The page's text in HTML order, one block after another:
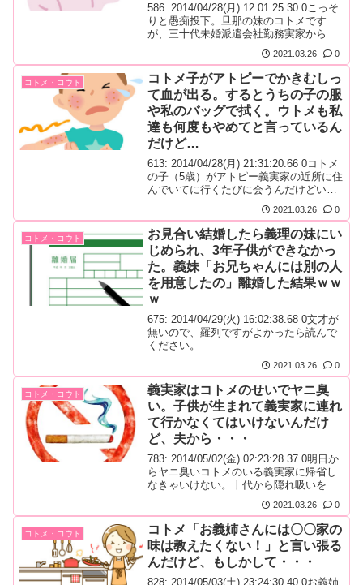
586: 2014/04/28(月) 12:01:25.30 0こっそ
りと愚痴投下。旦那の妹のコトメです
が、三十代未婚派遣会社勤務実家から通
2021.03.26 0
コトメ・コウト
コトメ子がアトピーでかきむしっ
て血が出る。するとうちの子の服
や私のバッグで拭く。ウトメも私
達も何度もやめてと言っているん
だけど…
613: 2014/04/28(月) 21:31:20.66 0コトメ
の子（5歳）がアトピー義実家の近所に住
んでいてに行くたびに会うんだけどいつ
2021.03.26 0
コトメ・コウト
お見合い結婚したら義理の妹にい
じめられ、3年子供ができなかっ
た。義妹「お兄ちゃんには別の人
を用意したの」離婚した結果ｗｗ
ｗ
675: 2014/04/29(火) 16:02:38.68 0文才が
無いので、羅列ですがよかったら読んで
ください。
2021.03.26 0
コトメ・コウト
義実家はコトメのせいでヤニ臭
い。子供が生まれて義実家に連れ
て行かなくてはいけないんだけ
ど、夫から・・・
783: 2014/05/02(金) 02:23:28.37 0明日か
らヤニ臭いコトメのいる義実家に帰省し
なきゃいけない。十代から隠れ吸いを始
2021.03.26 0
コトメ・コウト
コトメ「お義姉さんには〇〇家の
味は教えたくない！」と言い張る
んだけど、もしかして・・・
828: 2014/05/03(土) 23:24:30.40 0お義姉